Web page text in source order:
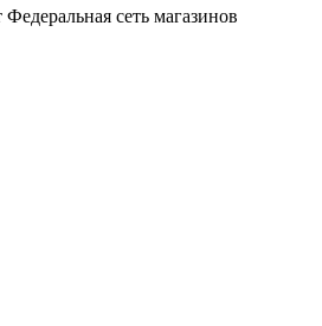
сеть магазинов